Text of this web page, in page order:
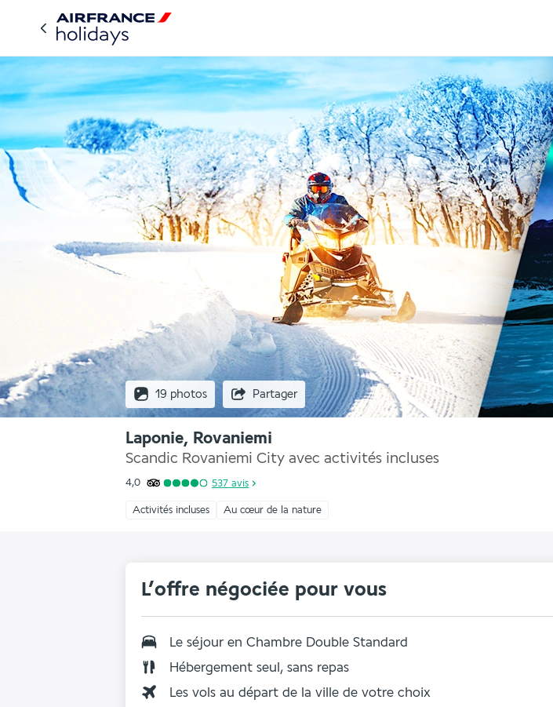
19 photos Partager
Laponie, Rovaniemi
Scandic Rovaniemi City avec activités incluses
4,0 537 avis
Activités incluses Au cœur de la nature
L’offre négociée pour vous
Le séjour en Chambre Double Standard
Hébergement seul, sans repas
Les vols au départ de la ville de votre choix